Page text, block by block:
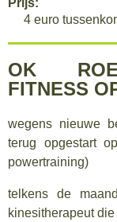
4 euro
OK
FITNESS
wegens nieuwe
terug opgestart
powertraining)
telkens de
kinesitherapeut